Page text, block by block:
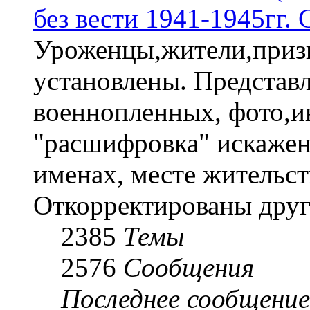
без вести 1941-
установлены.
военнопленных,
"расшифровка"
именах, месте
Откорректированы
2385 Темы
2576 Сообщения
Последнее сообщение